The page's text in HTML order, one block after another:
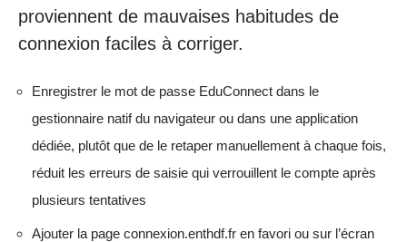
proviennent de mauvaises habitudes de
connexion faciles à corriger.
Enregistrer le mot de passe EduConnect dans le
gestionnaire natif du navigateur ou dans une application
dédiée, plutôt que de le retaper manuellement à chaque fois,
réduit les erreurs de saisie qui verrouillent le compte après
plusieurs tentatives
Ajouter la page connexion.enthdf.fr en favori ou sur l’écran